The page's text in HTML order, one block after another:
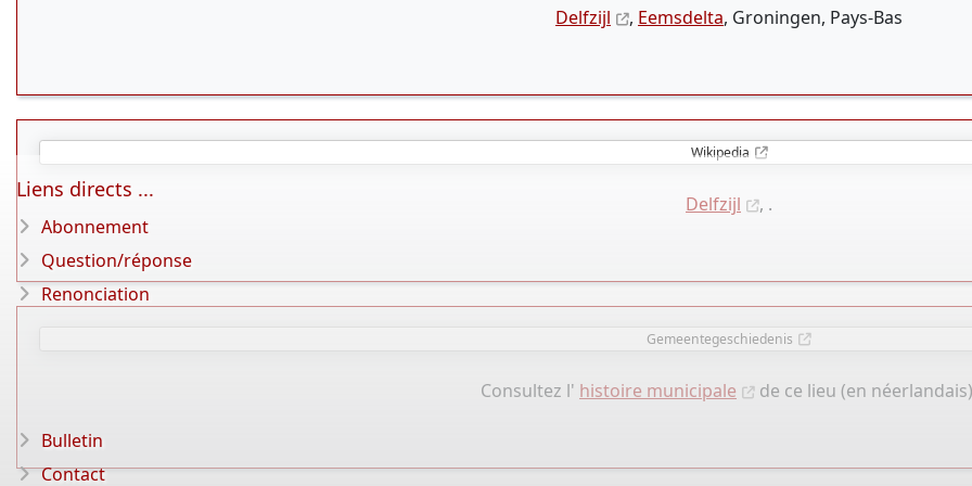
Delfzijl , Eemsdelta, Groningen, Pays-Bas
Wikipedia
Delfzijl , .
Gemeentegeschiedenis
Consultez l' histoire municipale de ce lieu (en
Liens directs ...
Abonnement
Question/réponse
Renonciation
Bulletin
Contact